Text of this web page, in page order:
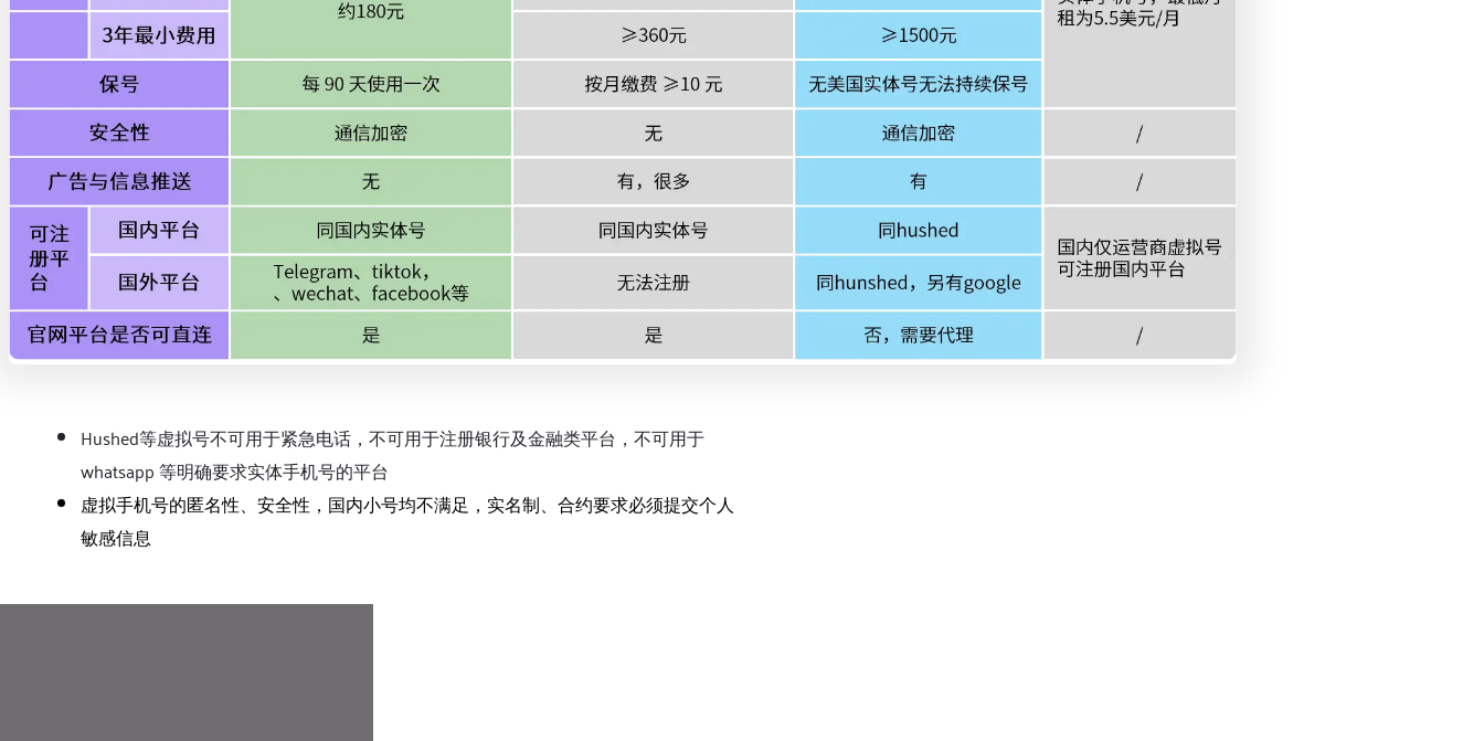
Hushed等虚拟号不可用于紧急电话，不可用于注册银行及金融类平台，不可用于
whatsapp 等明确要求实体手机号的平台
虚拟手机号的匿名性、安全性，国内小号均不满足，实名制、合约要求必须提交个人
敏感信息